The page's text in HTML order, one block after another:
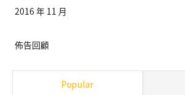
2016 年 11 月
佈告回顧
Popular